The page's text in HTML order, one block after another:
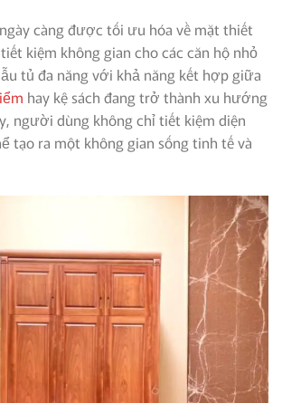
càng được tối ưu hóa về mặt thiết
kiệm không gian cho các căn hộ nhỏ
tủ đa năng với khả năng kết hợp giữa
hay kệ sách đang trở thành xu hướng
người dùng không chỉ tiết kiệm diện
tạo ra một không gian sống tinh tế và